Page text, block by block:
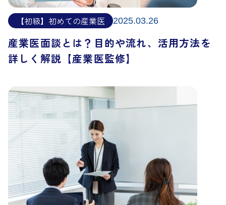
【初級】初めての産業医 2025.03.26
産業医面談とは？目的や流れ、活用方法を
詳しく解説【産業医監修】